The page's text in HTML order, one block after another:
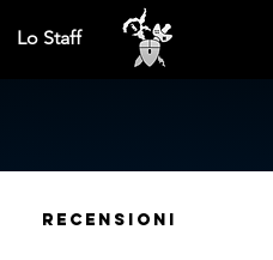
Lo Staff
Recensioni